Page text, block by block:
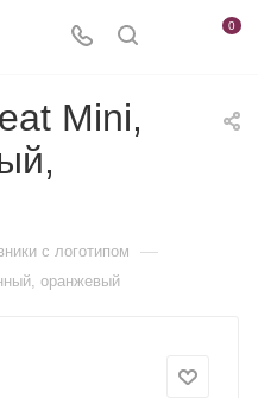
0
Mini,
c логотипом —
оранжевый